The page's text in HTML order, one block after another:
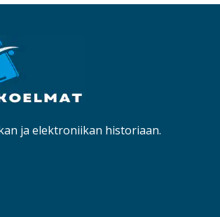
ja elektroniikan historiaan.